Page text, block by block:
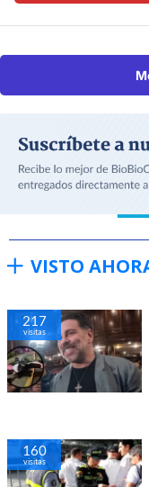
VISTO
217
visitas
160
visitas